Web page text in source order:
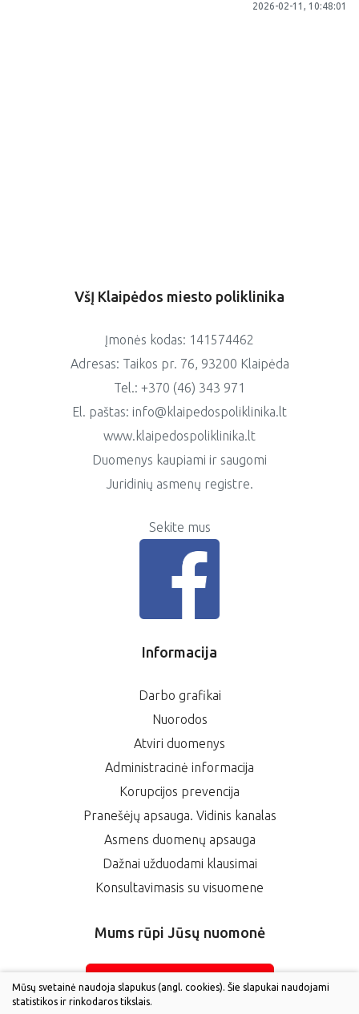
2026-02-11, 10:48:01
VšĮ Klaipėdos miesto poliklinika
Įmonės kodas: 141574462
Adresas: Taikos pr. 76, 93200 Klaipėda
Tel.: +370 (46) 343 971
El. paštas: info@klaipedospoliklinika.lt
www.klaipedospoliklinika.lt
Duomenys kaupiami ir saugomi
Juridinių asmenų registre.
Sekite mus
Informacija
Darbo grafikai
Nuorodos
Atviri duomenys
Administracinė informacija
Korupcijos prevencija
Pranešėjų apsauga. Vidinis kanalas
Asmens duomenų apsauga
Dažnai užduodami klausimai
Konsultavimasis su visuomene
Mums rūpi Jūsų nuomonė
ĮVERTINKITE MUS
Mūsų svetainė naudoja slapukus (angl. cookies). Šie slapukai naudojami
statistikos ir rinkodaros tikslais.